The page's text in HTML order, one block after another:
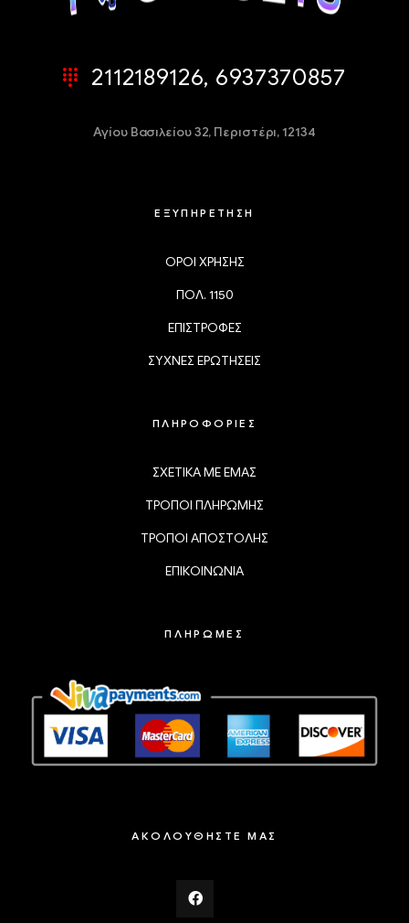
2112189126, 6937370857
Αγίου Βασιλείου 32, Περιστέρι, 12134
ΕΞΥΠΗΡΕΤΗΣΗ
ΟΡΟΙ ΧΡΗΣΗΣ
ΠΟΛ. 1150
ΕΠΙΣΤΡΟΦΕΣ
ΣΥΧΝΕΣ ΕΡΩΤΗΣΕΙΣ
ΠΛΗΡΟΦΟΡΙΕΣ
ΣΧΕΤΙΚΑ ΜΕ ΕΜΑΣ
ΤΡΟΠΟΙ ΠΛΗΡΩΜΗΣ
ΤΡΟΠΟΙ ΑΠΟΣΤΟΛΗΣ
ΕΠΙΚΟΙΝΩΝΙΑ
ΠΛΗΡΩΜΕΣ
ΑΚΟΛΟΥΘΗΣΤΕ ΜΑΣ